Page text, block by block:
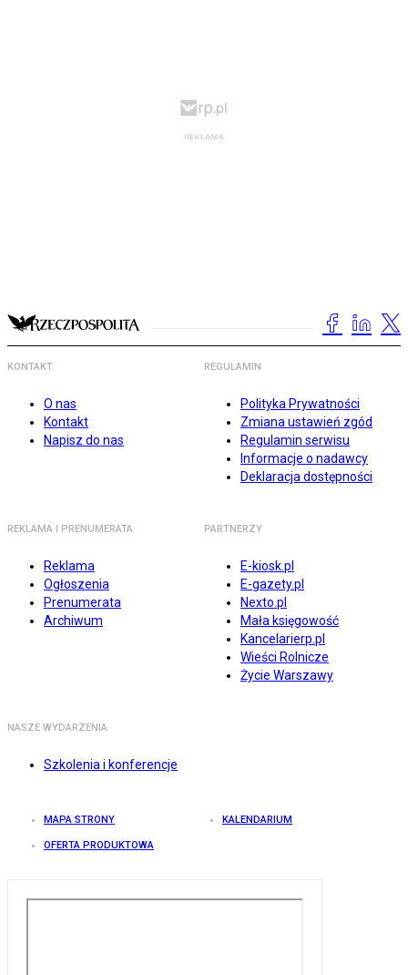
KONTAKT
O nas
Kontakt
Napisz do nas
REGULAMIN
Polityka Prywatności
Zmiana ustawień zgód
Regulamin serwisu
Informacje o nadawcy
Deklaracja dostępności
REKLAMA I PRENUMERATA
Reklama
Ogłoszenia
Prenumerata
Archiwum
PARTNERZY
E-kiosk.pl
E-gazety.pl
Nexto.pl
Mała księgowość
Kancelarierp.pl
Wieści Rolnicze
Życie Warszawy
NASZE WYDARZENIA
Szkolenia i konferencje
MAPA STRONY KALENDARIUM
OFERTA PRODUKTOWA